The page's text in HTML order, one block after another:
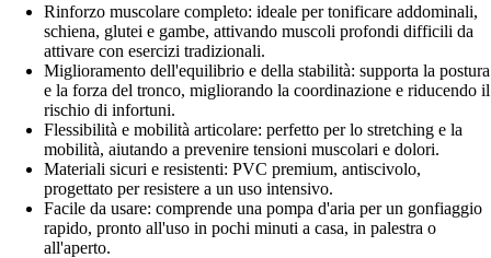
Rinforzo muscolare completo: ideale per tonificare addominali,
schiena, glutei e gambe, attivando muscoli profondi difficili da
attivare con esercizi tradizionali.
Miglioramento dell'equilibrio e della stabilità: supporta la postura
e la forza del tronco, migliorando la coordinazione e riducendo il
rischio di infortuni.
Flessibilità e mobilità articolare: perfetto per lo stretching e la
mobilità, aiutando a prevenire tensioni muscolari e dolori.
Materiali sicuri e resistenti: PVC premium, antiscivolo,
progettato per resistere a un uso intensivo.
Facile da usare: comprende una pompa d'aria per un gonfiaggio
rapido, pronto all'uso in pochi minuti a casa, in palestra o
all'aperto.